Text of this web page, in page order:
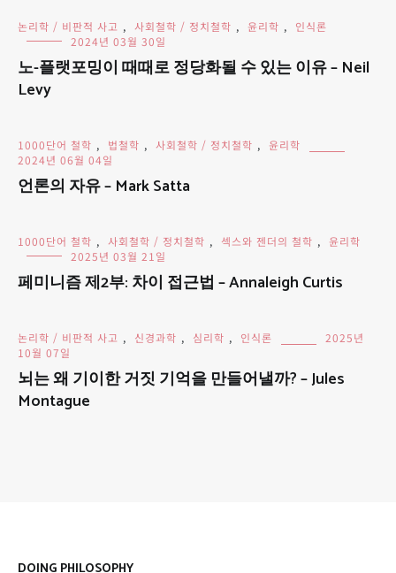
논리학 / 비판적 사고 , 사회철학 / 정치철학 , 윤리학 ,
인식론
2024년 03월 30일
노-플랫포밍이 때때로 정당화될 수 있는 이유 – Neil
Levy
1000단어 철학 , 법철학 , 사회철학 / 정치철학 , 윤리학
2024년 06월 04일
언론의 자유 – Mark Satta
1000단어 철학 , 사회철학 / 정치철학 , 섹스와 젠더의 철학 , 윤리학
2025년 03월 21일
페미니즘 제2부: 차이 접근법 – Annaleigh Curtis
논리학 / 비판적 사고 , 신경과학 , 심리학 , 인식론
2025년
10월 07일
뇌는 왜 기이한 거짓 기억을 만들어낼까? – Jules
Montague